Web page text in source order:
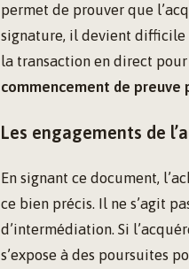
permet de prouver que
signature, il devient difficile
la transaction en direct
commencement de preuve
Les engagements de
En signant ce document,
ce bien précis. Il ne s’agit
d’intermédiation. Si
s’expose à des poursuites